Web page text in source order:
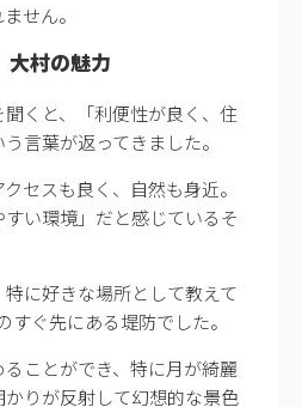
せん。
大村の魅力
くと、「利便性が良く、住
言葉が返ってきました。
セスも良く、自然も身近。
い環境」だと感じているそ
に好きな場所として教えて
すぐ先にある堤防でした。
ことができ、特に月が綺麗
りが反射して幻想的な景色